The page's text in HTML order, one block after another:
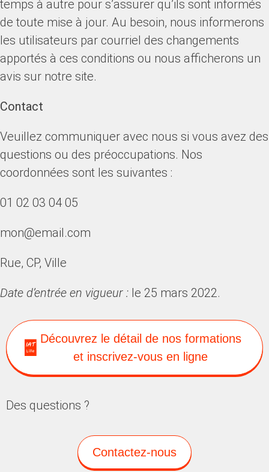
temps à autre pour s’assurer qu’ils sont informés
de toute mise à jour. Au besoin, nous informerons
les utilisateurs par courriel des changements
apportés à ces conditions ou nous afficherons un
avis sur notre site.
Contact
Veuillez communiquer avec nous si vous avez des
questions ou des préoccupations. Nos
coordonnées sont les suivantes :
01 02 03 04 05
mon@email.com
Rue, CP, Ville
Date d’entrée en vigueur : le 25 mars 2022.
Découvrez le détail de nos formations
et inscrivez-vous en ligne
Des questions ?
Contactez-nous